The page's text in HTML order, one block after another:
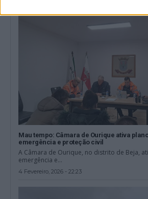
Mau tempo: Câmara de Ourique ativa
emergência e proteção civil
A Câmara de Ourique, no distrito de Beja,
emergência e...
4 Fevereiro, 2026 - 22:23